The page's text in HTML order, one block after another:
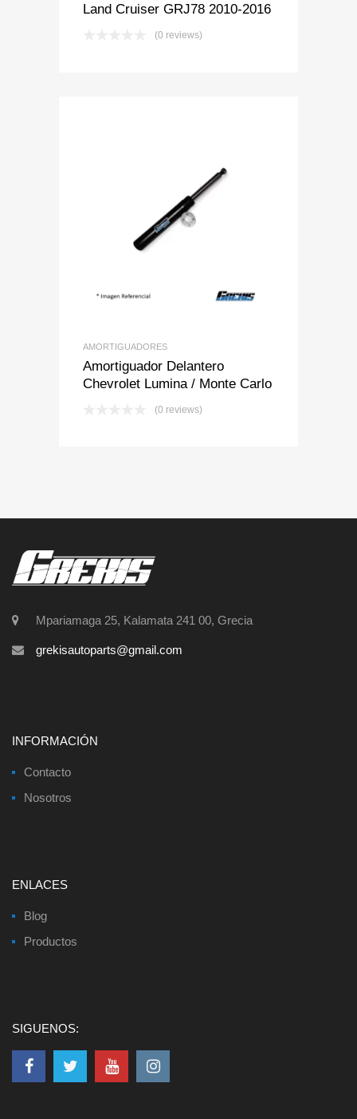
Land Cruiser GRJ78 2010-2016
(0 reviews)
Add to Wishlist
Add to Compare
AMORTIGUADORES
Amortiguador Delantero
Chevrolet Lumina / Monte Carlo
(0 reviews)
Mpariamaga 25, Kalamata 241 00, Grecia
grekisautoparts@gmail.com
INFORMACIÓN
Contacto
Nosotros
ENLACES
Blog
Productos
SIGUENOS: